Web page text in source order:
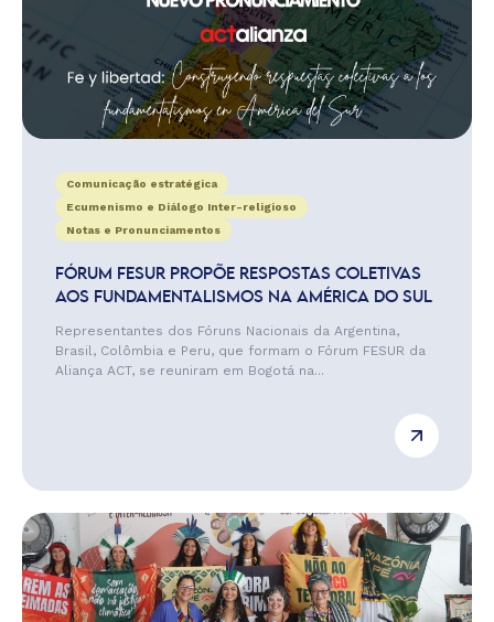
Comunicação estratégica
Ecumenismo e Diálogo Inter-religioso
Notas e Pronunciamentos
FÓRUM FESUR PROPÕE RESPOSTAS COLETIVAS
AOS FUNDAMENTALISMOS NA AMÉRICA DO SUL
Representantes dos Fóruns Nacionais da Argentina,
Brasil, Colômbia e Peru, que formam o Fórum FESUR da
Aliança ACT, se reuniram em Bogotá na...